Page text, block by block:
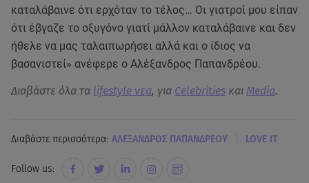
καταλάβαινε ότι ερχόταν το τέλος… Οι γιατροί μου είπαν
ότι έβγαζε το οξυγόνο γιατί μάλλον καταλάβαινε και δεν
ήθελε να μας ταλαιπωρήσει αλλά και ο ίδιος να
βασανιστεί» ανέφερε ο Αλέξανδρος Παπανδρέου.
Διαβάστε όλα τα lifestyle νεα, για Celebrities και Media.
Διαβάστε περισσότερα: ΑΛΕΞΑΝΔΡΟΣ ΠΑΠΑΝΔΡΕΟΥ LOVE IT
Follow us: